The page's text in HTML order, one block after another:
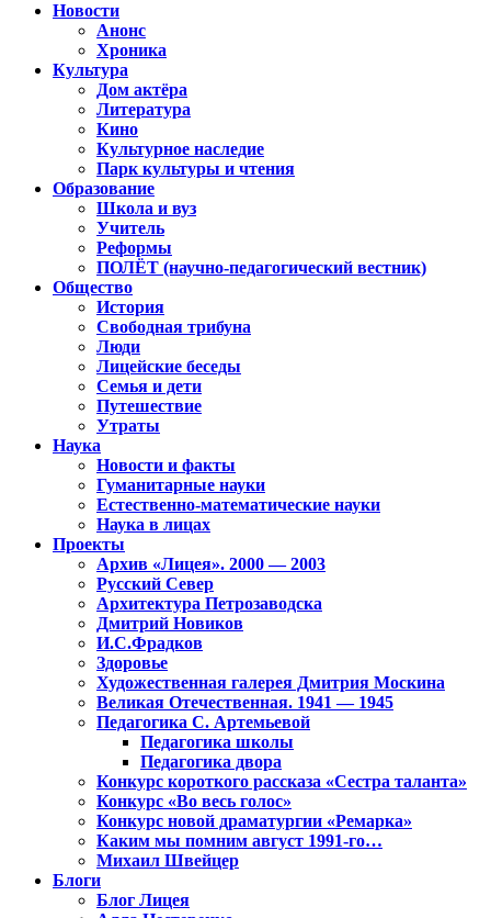
Новости
Анонс
Хроника
Культура
Дом актёра
Литература
Кино
Культурное наследие
Парк культуры и чтения
Образование
Школа и вуз
Учитель
Реформы
ПОЛЁТ (научно-педагогический вестник)
Общество
История
Свободная трибуна
Люди
Лицейские беседы
Семья и дети
Путешествие
Утраты
Наука
Новости и факты
Гуманитарные науки
Естественно-математические науки
Наука в лицах
Проекты
Архив «Лицея». 2000 — 2003
Русский Север
Архитектура Петрозаводска
Дмитрий Новиков
И.С.Фрадков
Здоровье
Художественная галерея Дмитрия Москина
Великая Отечественная. 1941 — 1945
Педагогика С. Артемьевой
Педагогика школы
Педагогика двора
Конкурс короткого рассказа «Сестра таланта»
Конкурс «Во весь голос»
Конкурс новой драматургии «Ремарка»
Каким мы помним август 1991-го…
Михаил Швейцер
Блоги
Блог Лицея